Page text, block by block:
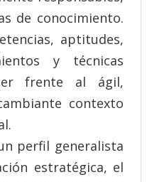
de conocimiento.
aptitudes,
y técnicas
frente al ágil,
contexto
perfil generalista
estratégica, el